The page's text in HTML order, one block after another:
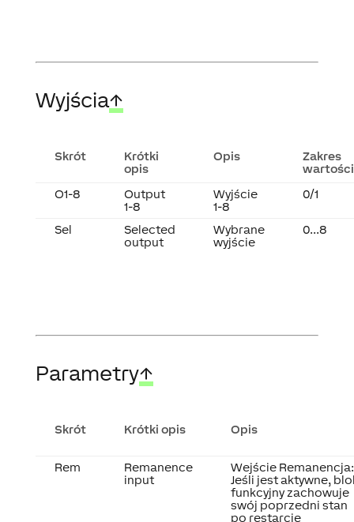
Wyjścia↑
Skrót
Krótki
opis
Opis
Zakres
wartości
O1-8
Output
1-8
Wyjście
1-8
0/1
Sel
Selected
output
Wybrane
wyjście
0...8
Parametry↑
Skrót Krótki opis Opis
Rem
Remanence
input
Wejście Remanencja:
Jeśli jest aktywne,
funkcyjny zachowuje
swój poprzedni stan
po restarcie